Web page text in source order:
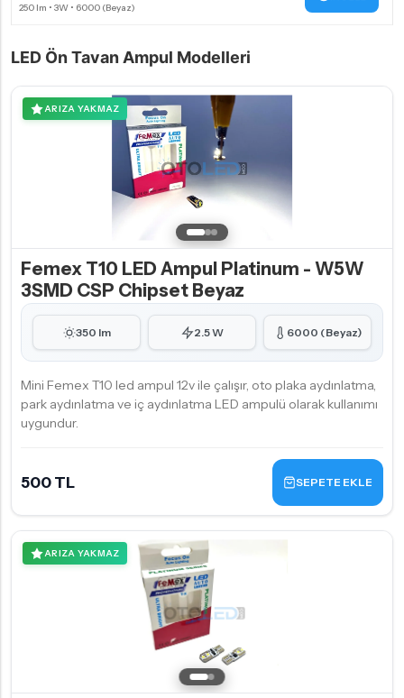
LED Ön Tavan Ampul Modelleri
ARIZA YAKMAZ
Femex T10 LED Ampul Platinum - W5W
3SMD CSP Chipset Beyaz
350 lm 2.5 W 6000 (Beyaz)
Mini Femex T10 led ampul 12v ile çalışır, oto plaka aydınlatma,
park aydınlatma ve iç aydınlatma LED ampulü olarak kullanımı
uygundur.
500 TL SEPETE EKLE
ARIZA YAKMAZ